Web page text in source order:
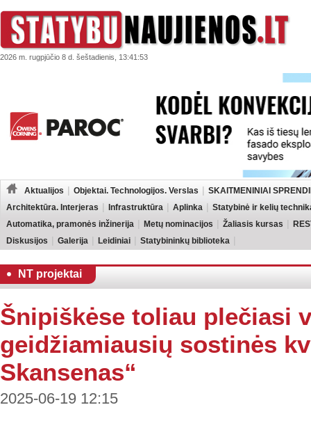
2026 m. rugpjūčio 8 d. šeštadienis, 13:41:53
Aktualijos Objektai. Technologijos. Verslas
SKAITMENINIAI
Architektūra. Interjeras
Infrastruktūra Aplinka
Statybinė ir kelių
Automatika, pramonės inžinerija
Metų nominacijos Žaliasis kursas
Diskusijos
Galerija Leidiniai Statybininkų biblioteka
NT projektai
Šnipiškėse toliau plečiasi
geidžiamiausių sostinės
Skansenas“
2025-06-19 12:15